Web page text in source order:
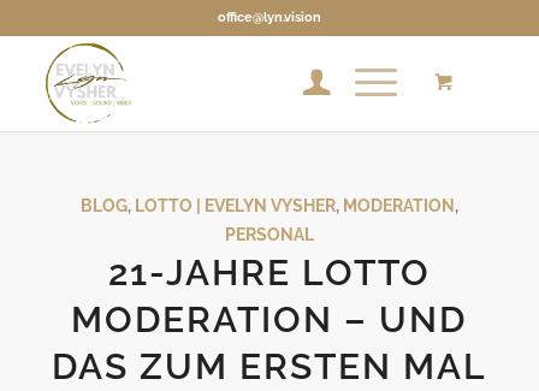
office@lyn.vision
BLOG, LOTTO | EVELYN VYSHER, MODERATION ,
PERSONAL
21-JAHRE LOTTO
MODERATION – UND
DAS ZUM ERSTEN MAL